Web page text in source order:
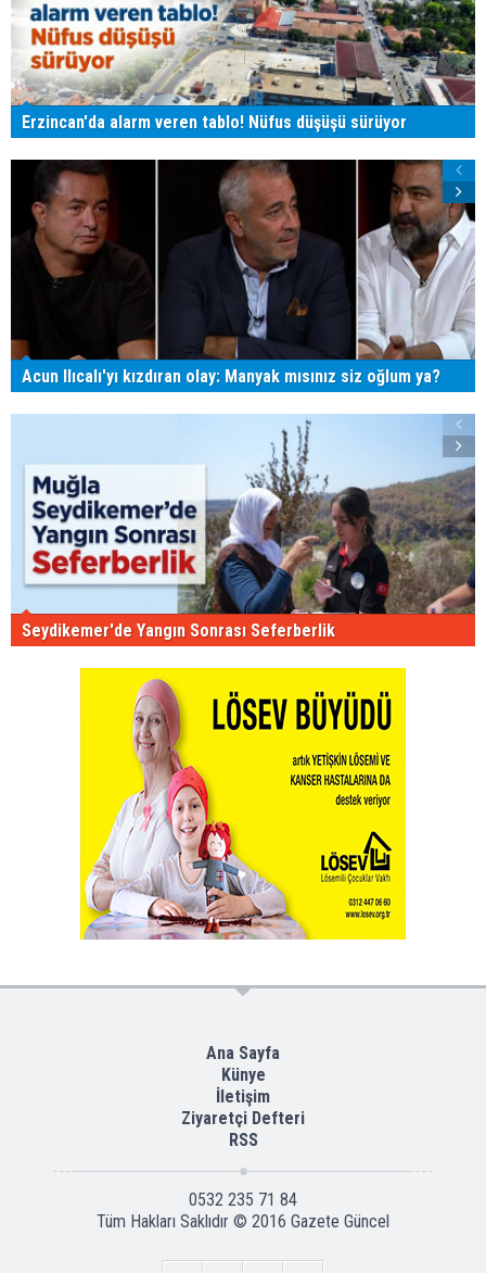
Erzincan'da alarm veren tablo! Nüfus düşüşü sürüyor
Acun Ilıcalı'yı kızdıran olay: Manyak mısınız siz oğlum ya?
Seydikemer'de Yangın Sonrası Seferberlik
Ana Sayfa
Künye
İletişim
Ziyaretçi Defteri
RSS
0532 235 71 84
Tüm Hakları Saklıdır © 2016 Gazete Güncel